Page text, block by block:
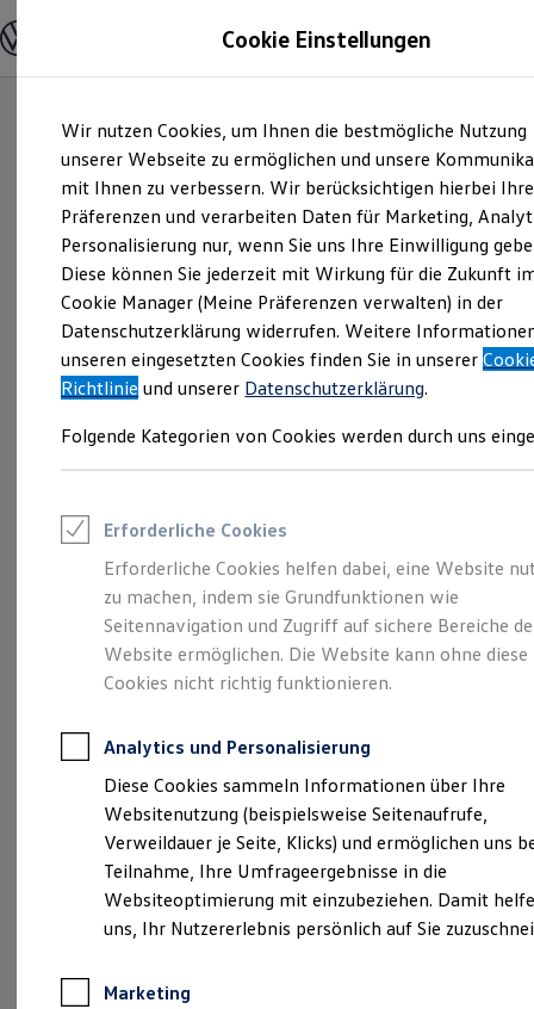
Hauptinhalt
springen
Footer
springen
Modelle und Konfigurator
Modelle vergleichen
Elektroautos
ENERGY Sondermodelle
Nutzfahrzeuge
SUV und CUV
Familienautos
Kombis
Kompaktwagen
Sportwagen
Schnell verfügbare Fahrzeuge
Angebote und Produkte
Aktuelle Angebote
E-Auto-Förderung
Volkswagen Marktplatz
Junge Gebrauchtwagen und Gebrauchtwagen
Saisonangebote
Leasing
Leasing-Angebote
Gebrauchtwagen Leasing
Junge Gebrauchtwagen-Leasing
Elektroauto Leasing
Kleinwagen-Leasing
Leasing ohne Anzahlung
Autokredit mit Schlussrate
Versicherungen und Garantien
Kfz-Versicherung
Restschuldversicherungen
Garantien
Wartungsverträge
Geschäftskunden
Professional Class bei Volkswagen
Großkunden
Behörden
Anpfiff zum Gewinn
Eleganzschön
großartig. Der Passat.
Cookie Einstellungen
Wir nutzen Cookies, um Ihnen die bestmögliche Nutzung
unserer Webseite zu ermöglichen und unsere
mit Ihnen zu verbessern. Wir berücksichtigen hierbei Ihre
Präferenzen und verarbeiten Daten für Marketing,
Personalisierung nur, wenn Sie uns Ihre Einwilligung
Diese können Sie jederzeit mit Wirkung für die Zukunft
Cookie Manager (Meine Präferenzen verwalten) in der
Datenschutzerklärung widerrufen. Weitere
unseren eingesetzten Cookies finden Sie in unserer
Richtlinie und unserer Datenschutzerklärung.
Folgende Kategorien von Cookies werden durch uns
Erforderliche Cookies
Erforderliche Cookies helfen dabei, eine Website
zu machen, indem sie Grundfunktionen wie
Seitennavigation und Zugriff auf sichere Bereiche
Website ermöglichen. Die Website kann ohne diese
Cookies nicht richtig funktionieren.
Analytics und Personalisierung
Diese Cookies sammeln Informationen über Ihre
Websitenutzung (beispielsweise Seitenaufrufe,
Verweildauer je Seite, Klicks) und ermöglichen uns
Teilnahme, Ihre Umfrageergebnisse in die
Websiteoptimierung mit einzubeziehen. Damit
uns, Ihr Nutzererlebnis persönlich auf Sie
Marketing